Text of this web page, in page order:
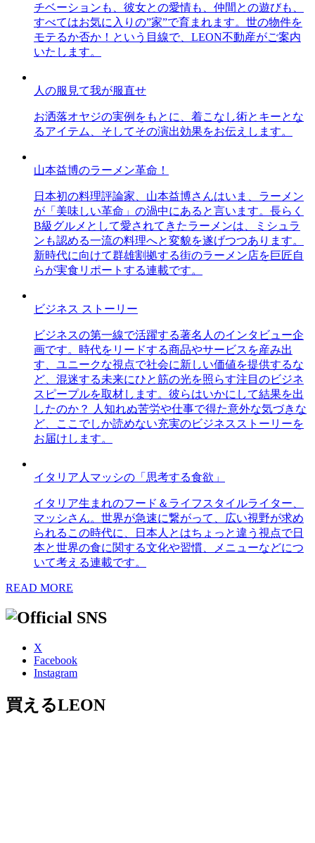
チベーションも、彼女との愛情も、仲間との遊びも、
すべてはお気に入りの”家”で育まれます。世の物件を
モテるか否か！という目線で、LEON不動産がご案内
いたします。
人の服見て我が服直せ
お洒落オヤジの実例をもとに、着こなし術とキーとな
るアイテム、そしてその演出効果をお伝えします。
山本益博のラーメン革命！
日本初の料理評論家、山本益博さんはいま、ラーメン
が「美味しい革命」の渦中にあると言います。長らく
B級グルメとして愛されてきたラーメンは、ミシュラ
ンも認める一流の料理へと変貌を遂げつつあります。
新時代に向けて群雄割拠する街のラーメン店を巨匠自
らが実食リポートする連載です。
ビジネス ストーリー
ビジネスの第一線で活躍する著名人のインタビュー企
画です。時代をリードする商品やサービスを産み出
す、ユニークな視点で社会に新しい価値を提供するな
ど、混迷する未来にひと筋の光を照らす注目のビジネ
スピープルを取材します。彼らはいかにして結果を出
したのか？ 人知れぬ苦労や仕事で得た意外な気づきな
ど、ここでしか読めない充実のビジネスストーリーを
お届けします。
イタリア人マッシの「思考する食欲」
イタリア生まれのフード＆ライフスタイルライター、
マッシさん。世界が急速に繋がって、広い視野が求め
られるこの時代に、日本人とはちょっと違う視点で日
本と世界の食に関する文化や習慣、メニューなどにつ
いて考える連載です。
READ MORE
X
Facebook
Instagram
買えるLEON